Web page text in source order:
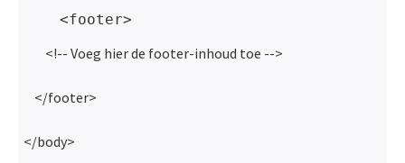
    <footer>
<!-- Voeg hier de footer-inhoud toe -->
</footer>
</body>